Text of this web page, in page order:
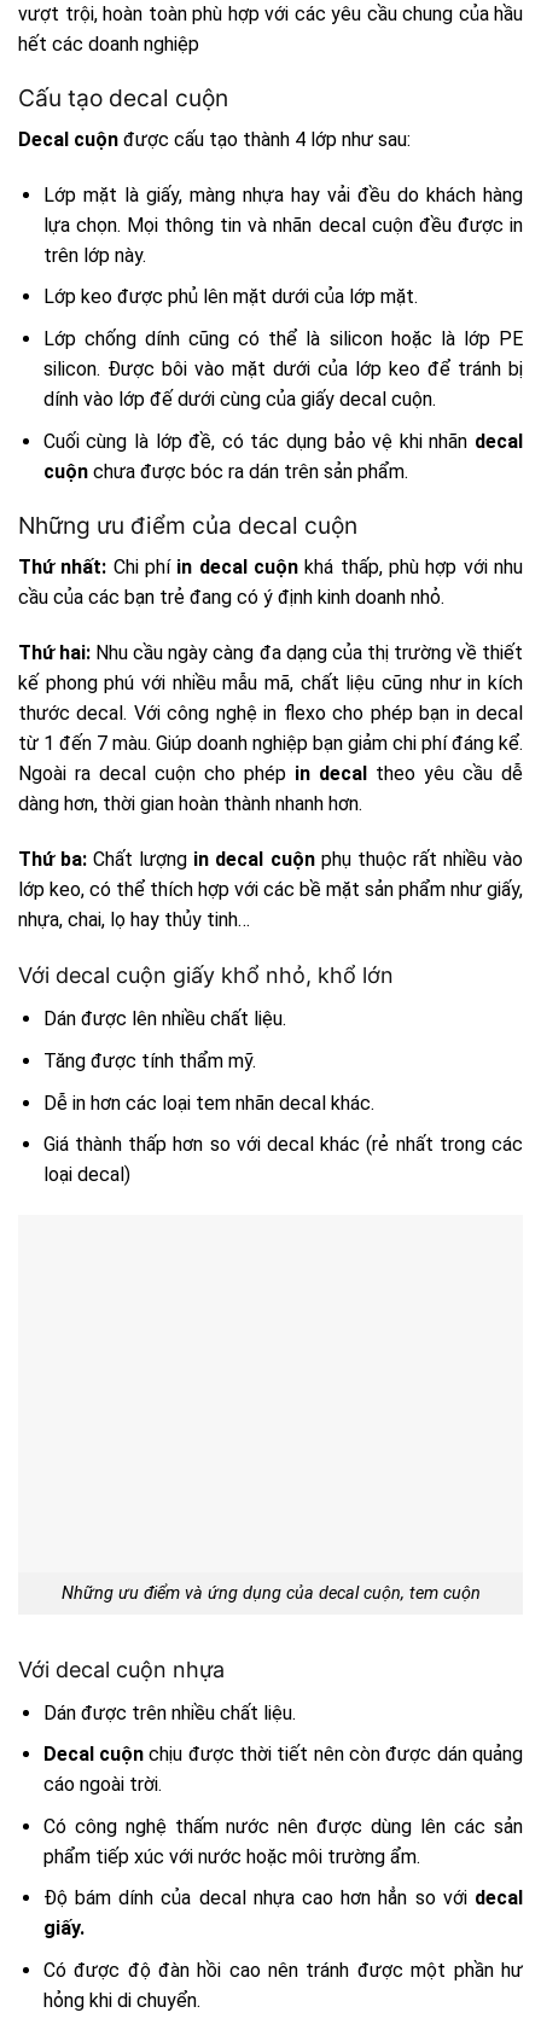
vượt trội, hoàn toàn phù hợp với các yêu cầu chung của hầu
hết các doanh nghiệp
Cấu tạo decal cuộn
Decal cuộn được cấu tạo thành 4 lớp như sau:
Lớp mặt là giấy, màng nhựa hay vải đều do khách hàng
lựa chọn. Mọi thông tin và nhãn decal cuộn đều được in
trên lớp này.
Lớp keo được phủ lên mặt dưới của lớp mặt.
Lớp chống dính cũng có thể là silicon hoặc là lớp PE
silicon. Được bôi vào mặt dưới của lớp keo để tránh bị
dính vào lớp đế dưới cùng của giấy decal cuộn.
Cuối cùng là lớp đề, có tác dụng bảo vệ khi nhãn decal
cuộnchưa được bóc ra dán trên sản phẩm.
Những ưu điểm của decal cuộn
Thứ nhất: Chi phí in decal cuộn khá thấp, phù hợp với nhu
cầu của các bạn trẻ đang có ý định kinh doanh nhỏ.
Thứ hai: Nhu cầu ngày càng đa dạng của thị trường về thiết
kế phong phú với nhiều mẫu mã, chất liệu cũng như in kích
thước decal. Với công nghệ in flexo cho phép bạn in decal
từ 1 đến 7 màu. Giúp doanh nghiệp bạn giảm chi phí đáng kể.
Ngoài ra decal cuộn cho phép in decal theo yêu cầu dễ
dàng hơn, thời gian hoàn thành nhanh hơn.
Thứ ba: Chất lượng in decal cuộnphụ thuộc rất nhiều vào
lớp keo, có thể thích hợp với các bề mặt sản phẩm như giấy,
nhựa, chai, lọ hay thủy tinh…
Với decal cuộn giấy khổ nhỏ, khổ lớn
Dán được lên nhiều chất liệu.
Tăng được tính thẩm mỹ.
Dễ in hơn các loại tem nhãn decal khác.
Giá thành thấp hơn so với decal khác (rẻ nhất trong các
loại decal)
Những ưu điểm và ứng dụng của decal cuộn, tem cuộn
Với decal cuộn nhựa
Dán được trên nhiều chất liệu.
Decal cuộn chịu được thời tiết nên còn được dán quảng
cáo ngoài trời.
Có công nghệ thấm nước nên được dùng lên các sản
phẩm tiếp xúc với nước hoặc môi trường ẩm.
Độ bám dính của decal nhựa cao hơn hẳn so với decal
giấy.
Có được độ đàn hồi cao nên tránh được một phần hư
hỏng khi di chuyển.